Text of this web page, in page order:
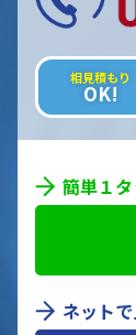
相見積もり
OK!
簡単１
ネット